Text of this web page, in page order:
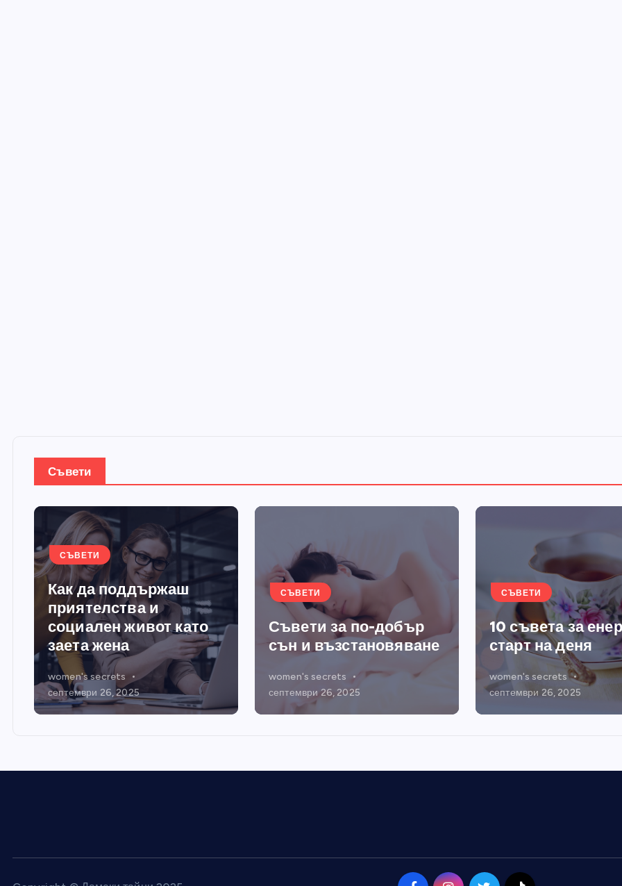
Съвети
СЪВЕТИ
Как да поддържаш
приятелства и
социален живот като
заета жена
women's secrets
септември 26, 2025
СЪВЕТИ
Съвети за по-добър
сън и възстановяване
women's secrets
септември 26, 2025
СЪВЕТИ
10 съвета за
старт на деня
women's secrets
септември 26, 2025